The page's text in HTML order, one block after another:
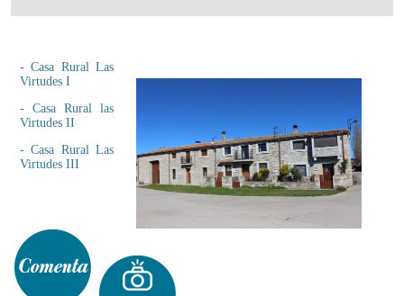
-Casa Rural Las
Virtudes I
- Casa Rural las
Virtudes II
-Casa Rural Las
Virtudes III